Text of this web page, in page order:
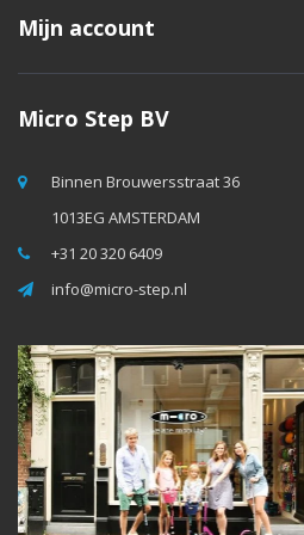
Mijn account
Micro Step BV
Binnen Brouwersstraat 36
1013EG AMSTERDAM
+31 20 320 6409
info@micro-step.nl